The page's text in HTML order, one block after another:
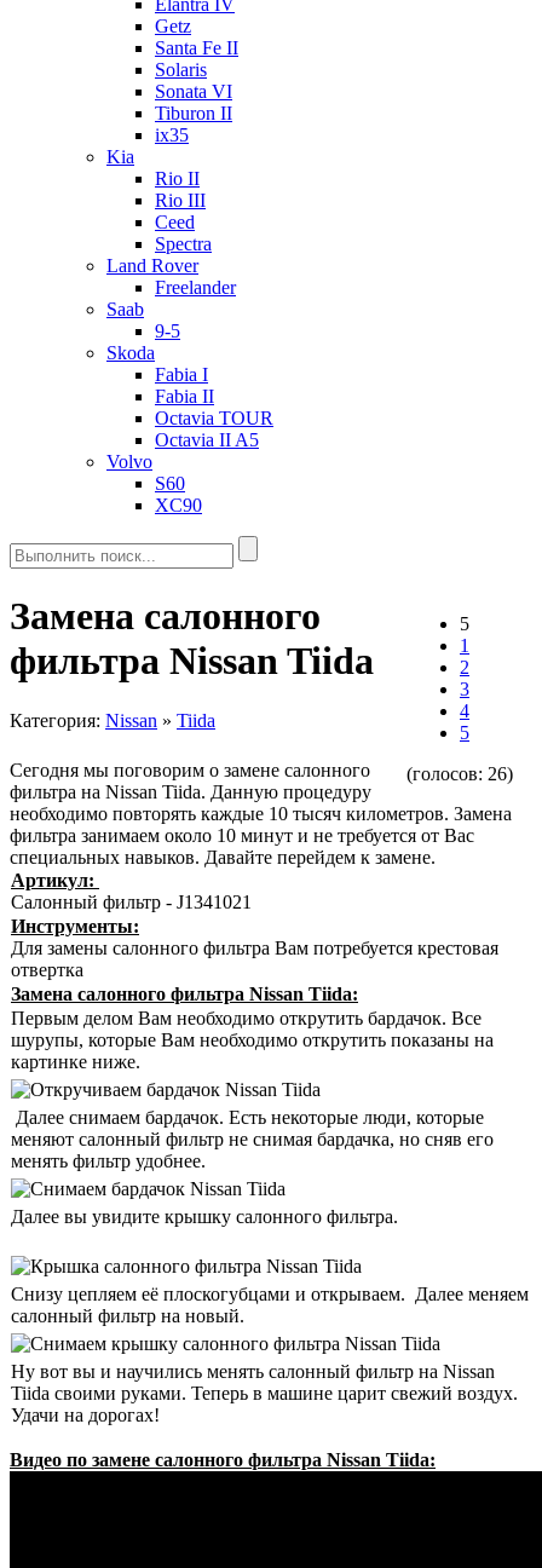
Elantra IV
Getz
Santa Fe II
Solaris
Sonata VI
Tiburon II
ix35
Kia
Rio II
Rio III
Ceed
Spectra
Land Rover
Freelander
Saab
9-5
Skoda
Fabia I
Fabia II
Octavia TOUR
Octavia II A5
Volvo
S60
XC90
5
1
2
3
4
5
(голосов: 26)
Замена салонного
фильтра Nissan Tiida
Категория: Nissan » Tiida
Сегодня мы поговорим о замене салонного
фильтра на Nissan Tiida. Данную процедуру
необходимо повторять каждые 10 тысяч километров. Замена
фильтра занимаем около 10 минут и не требуется от Вас
специальных навыков. Давайте перейдем к замене.
Артикул:
Салонный фильтр - J1341021
Инструменты:
Для замены салонного фильтра Вам потребуется крестовая
отвертка
Замена салонного фильтра Nissan Tiida:
Первым делом Вам необходимо открутить бардачок. Все
шурупы, которые Вам необходимо открутить показаны на
картинке ниже.
Далее снимаем бардачок. Есть некоторые люди, которые
меняют салонный фильтр не снимая бардачка, но сняв его
менять фильтр удобнее.
Далее вы увидите крышку салонного фильтра.
Снизу цепляем её плоскогубцами и открываем. Далее меняем
салонный фильтр на новый.
Ну вот вы и научились менять салонный фильтр на Nissan
Tiida своими руками. Теперь в машине царит свежий воздух.
Удачи на дорогах!
Видео по замене салонного фильтра Nissan Tiida: